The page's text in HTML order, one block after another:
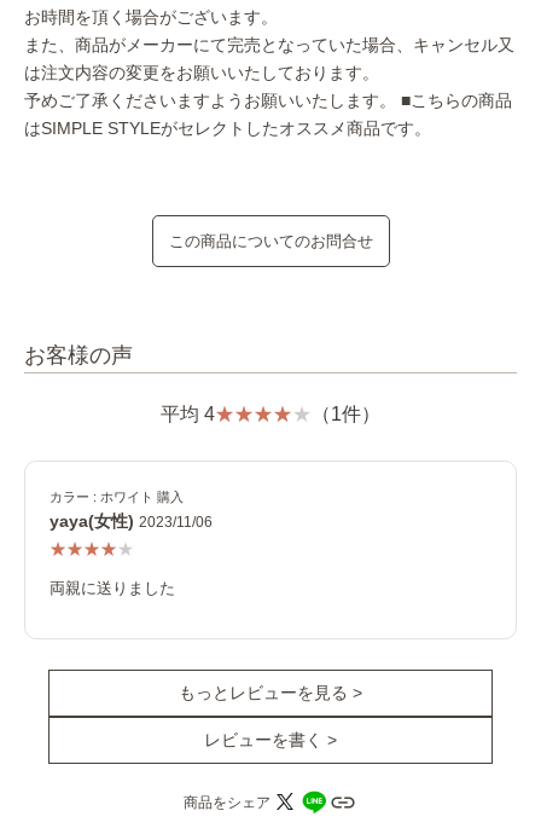
お時間を頂く場合がございます。
また、商品がメーカーにて完売となっていた場合、キャンセル又
は注文内容の変更をお願いいたしております。
予めご了承くださいますようお願いいたします。 ■こちらの商品
はSIMPLE STYLEがセレクトしたオススメ商品です。
この商品についてのお問合せ
お客様の声
平均 4 （1件）
カラー : ホワイト 購入
yaya(女性) 2023/11/06
両親に送りました
もっとレビューを見る >
レビューを書く >
商品をシェア